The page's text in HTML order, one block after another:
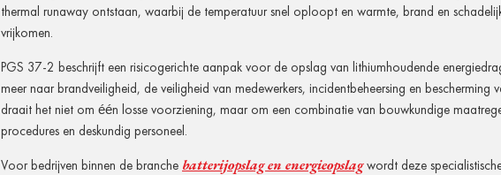
thermal runaway ontstaan, waarbij de temperatuur snel oploopt en warmte, brand en
vrijkomen.
PGS 37-2 beschrijft een risicogerichte aanpak voor de opslag van lithiumhoudende
meer naar brandveiligheid, de veiligheid van medewerkers, incidentbeheersing en bescherming
draait het niet om één losse voorziening, maar om een combinatie van bouwkundige
procedures en deskundig personeel.
Voor bedrijven binnen de branche batterijopslag en energieopslagwordt deze